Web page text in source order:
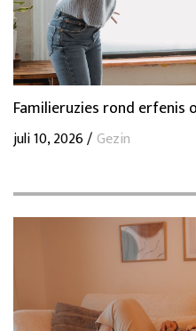
Familieruzies rond erfenis
juli 10, 2026 /Gezin